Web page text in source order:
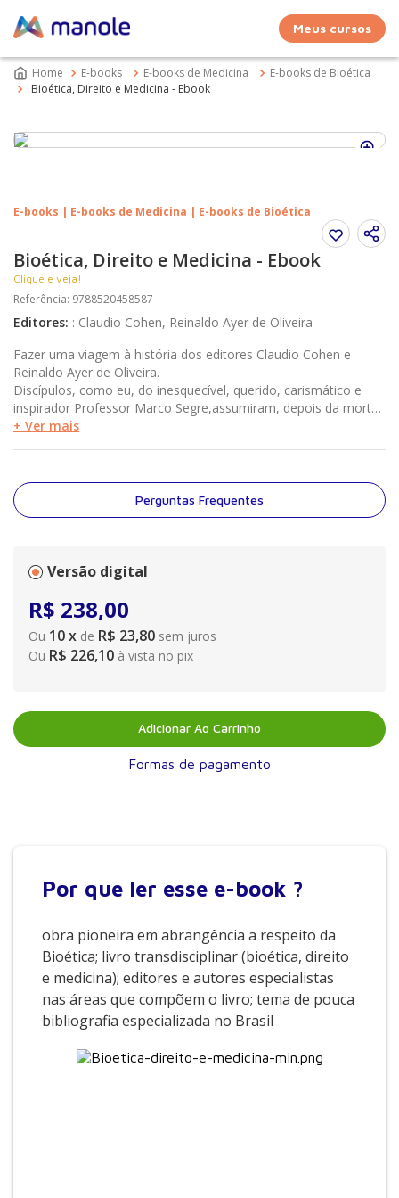
Meus cursos
E-books E-books de Medicina
E-books de Bioética
Bioética, Direito e Medicina - Ebook
E-books | E-books de Medicina | E-books de Bioética
Bioética, Direito e Medicina - Ebook
Clique e veja!
Referência: 9788520458587
Editores: : Claudio Cohen, Reinaldo Ayer de Oliveira
Fazer uma viagem à história dos editores Claudio Cohen e
Reinaldo Ayer de Oliveira.
Discípulos, como eu, do inesquecível, querido, carismático e
inspirador Professor Marco Segre,assumiram, depois da morte
do mestre, a direção do programa de Bioética da Faculdade de
característica únicas. Com foco intensivo em Bioética Clínica e
forte interação com a área do Direito – uma peculiaridade
definidora do programa e deste livro –,ampliaram a área de
+ Ver mais
Perguntas Frequentes
Versão digital
R$ 238,00
Ou 10x de R$ 23,80 sem juros
Ou R$ 226,10 à vista no pix
Adicionar Ao Carrinho
Formas de pagamento
Por que ler esse e-book ?
obra pioneira em abrangência a respeito da
Bioética; livro transdisciplinar (bioética, direito
e medicina); editores e autores especialistas
nas áreas que compõem o livro; tema de pouca
bibliografia especializada no Brasil